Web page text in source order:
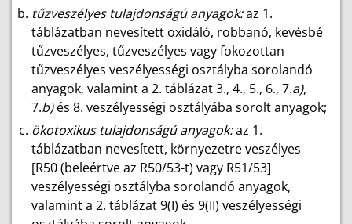
tűzveszélyes tulajdonságú anyagok:az 1.
táblázatban nevesített oxidáló, robbanó, kevésbé
tűzveszélyes, tűzveszélyes vagy fokozottan
tűzveszélyes veszélyességi osztályba sorolandó
anyagok, valamint a 2. táblázat 3., 4., 5., 6., 7.a),
7.b)és 8. veszélyességi osztályába sorolt anyagok;
ökotoxikus tulajdonságú anyagok:az 1.
táblázatban nevesített, környezetre veszélyes
[R50 (beleértve az R50/53-t) vagy R51/53]
veszélyességi osztályba sorolandó anyagok,
valamint a 2. táblázat 9(I) és 9(II) veszélyességi